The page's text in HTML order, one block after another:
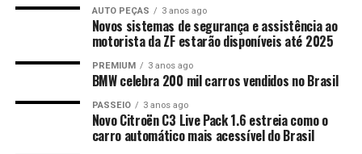
AUTO PEÇAS 3 anos ago
Novos sistemas de segurança e assistência ao
motorista da ZF estarão disponíveis até 2025
PREMIUM 3 anos ago
BMW celebra 200 mil carros vendidos no Brasil
PASSEIO 3 anos ago
Novo Citroën C3 Live Pack 1.6 estreia como o
carro automático mais acessível do Brasil